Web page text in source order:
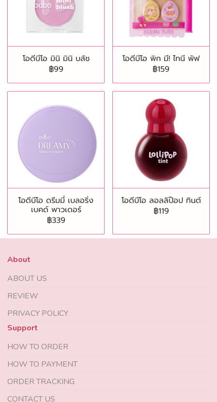
โอดีบีโอ มินิ มินิ บลัช
฿99
โอดีบีโอ พิก มี! ไทนี พัฟ
฿159
โอดีบีโอ ดรีมมี่ เบลอริ่ง
เบคด์ พาวเดอร์
฿339
โอดีบีโอ ลอลลิป๊อป ทินต์
฿119
About
ABOUT US
REVIEW
PRIVACY POLICY
Support
HOW TO ORDER
HOW TO PAYMENT
ORDER TRACKING
CONTACT US